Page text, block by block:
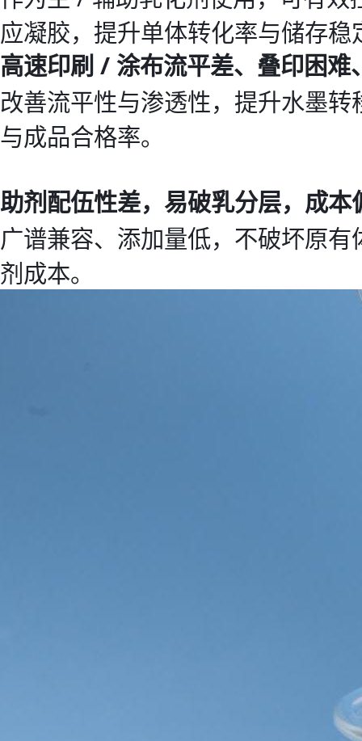
应凝胶，提升单体转化率与储存稳
高速印刷 / 涂布流平差、叠印困难
改善流平性与渗透性，提升水墨
与成品合格率。
助剂配伍性差，易破乳分层，成本
广谱兼容、添加量低，不破坏原
剂成本。